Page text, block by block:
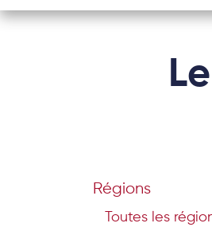
Régions
Toutes les